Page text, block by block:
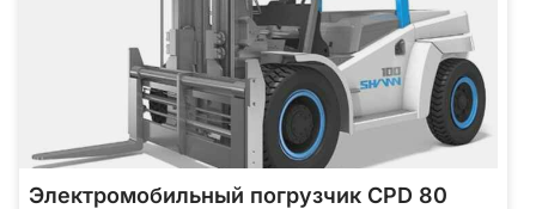
Электромобильный погрузчик CPD 80